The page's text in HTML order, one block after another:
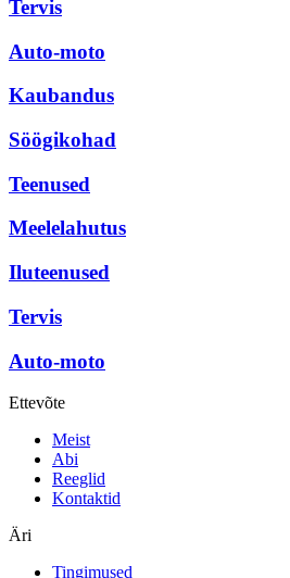
Tervis
Auto-moto
Kaubandus
Söögikohad
Teenused
Meelelahutus
Iluteenused
Tervis
Auto-moto
Ettevõte
Meist
Abi
Reeglid
Kontaktid
Äri
Tingimused